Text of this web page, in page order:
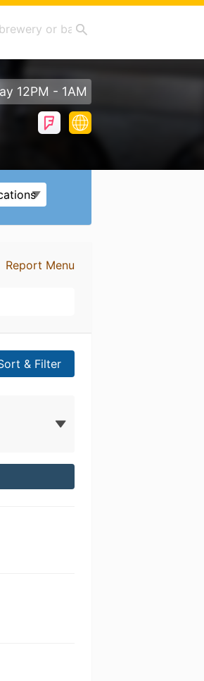
12PM - 1AM
Report Menu
& Filter